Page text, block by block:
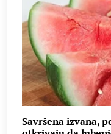
Savršena izvana,